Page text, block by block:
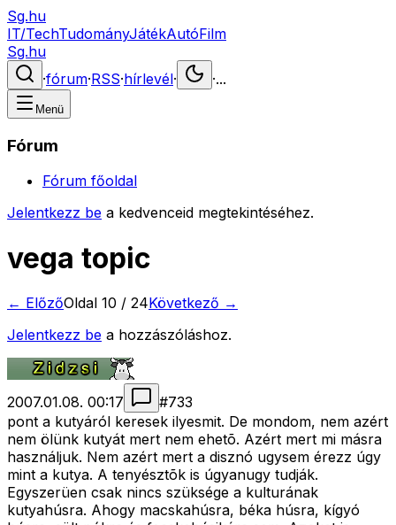
Sg.hu
IT/TechTudományJátékAutóFilm
Sg.hu
·fórum·RSS·hírlevél· ·...
Menü
Fórum
Fórum főoldal
Jelentkezz be a kedvenceid megtekintéséhez.
vega topic
← ElőzőOldal 10 / 24Következő →
Jelentkezz be a hozzászóláshoz.
2007.01.08. 00:17 #733
pont a kutyáról keresek ilyesmit. De mondom, nem azért
nem ölünk kutyát mert nem ehetõ. Azért mert mi másra
használjuk. Nem azért mert a disznó ugysem érezz úgy
mint a kutya. A tenyésztõk is úgyanugy tudják.
Egyszerüen csak nincs szüksége a kulturának
kutyahúsra. Ahogy macskahúsra, béka húsra, kígyó